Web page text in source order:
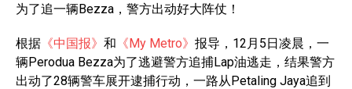
为了追一辆Bezza，警方出动好大阵仗！
根据 《中国报》 和 《My Metro》 报导，12月5日凌晨，一
辆Perodua Bezza为了逃避警方追捕Lap油逃走，结果警方
出动了28辆警车展开逮捕行动，一路从Petaling Jaya追到